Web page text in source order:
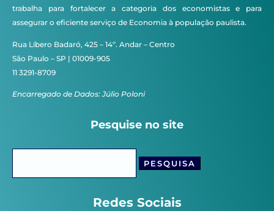
trabalha para fortalecer a categoria dos economistas e para
assegurar o eficiente serviço de Economia à população paulista.
Rua Líbero Badaró, 425 – 14º. Andar – Centro
São Paulo – SP | 01009-905
11 3291-8709
Encarregado de Dados: Júlio Poloni
Pesquise no site
Redes Sociais